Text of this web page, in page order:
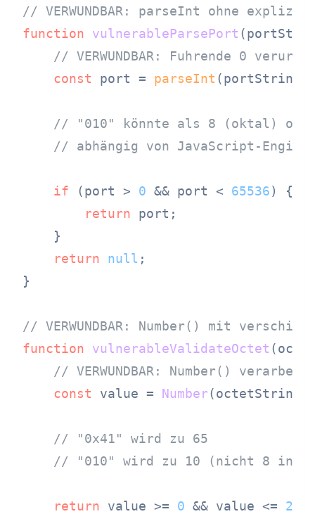
// VERWUNDBAR: parseInt ohne
function
vulnerableParsePort (
// VERWUNDBAR: Fuhrende 0
const port = parseInt
// "010" könnte als 8 (oktal)
// abhängig von JavaScript-
if (port > 0 && port < 65536) {
return port;
    }
return
null ;
}
// VERWUNDBAR: Number() mit
function
vulnerableValidateOctet (
// VERWUNDBAR: Number()
const value = Number
// "0x41" wird zu 65
// "010" wird zu 10 (nicht 8 in
return value >= 0 && value <= 255